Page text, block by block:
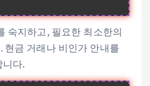
숙지하고, 필요한 최소한의
현금 거래나 비인가 안내를
니다.